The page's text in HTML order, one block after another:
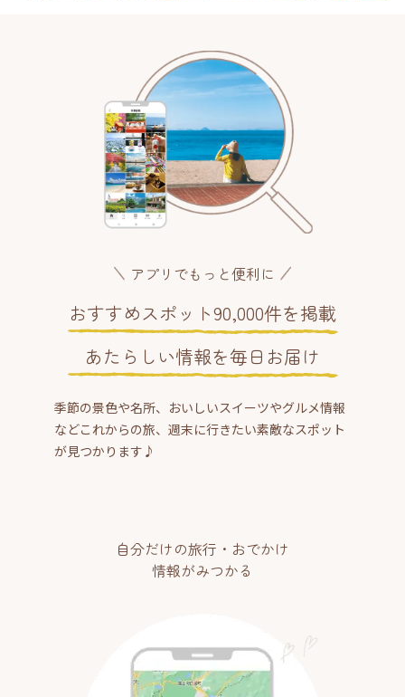
アプリでもっと便利に
おすすめスポット90,000件を掲載
あたらしい情報を毎日お届け
季節の景色や名所、おいしいスイーツやグルメ情報
などこれからの旅、週末に行きたい素敵なスポット
が見つかります♪
自分だけの旅行・おでかけ
情報がみつかる